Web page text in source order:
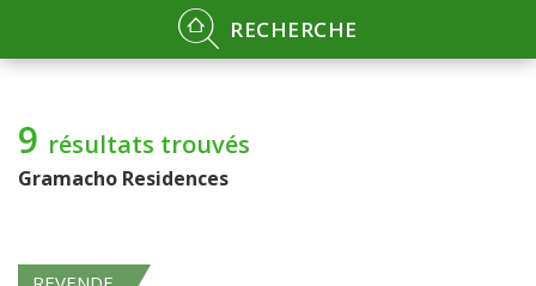
RECHERCHE
9 résultats trouvés
Gramacho Residences